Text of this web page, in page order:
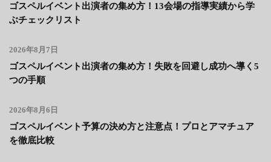
ゴスペルイベント出演者の集め方！13会場の指導実績から学
ぶチェックリスト
2026年8月7日
ゴスペルイベント出演者の集め方！失敗を回避し成功へ導く5
つの手順
2026年8月6日
ゴスペルイベント予算の決め方と注意点！プロとアマチュア
を徹底比較